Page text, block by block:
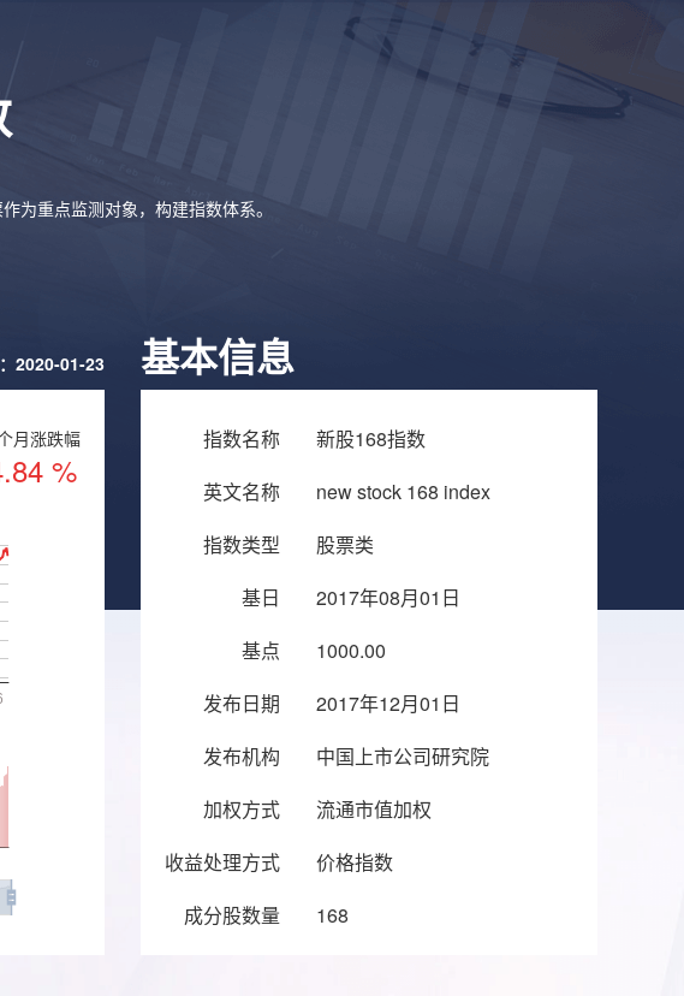
为重点监测对象，构建指数体系。
2020-01-23
月涨跌幅
%
基本信息
指数名称
新股168指数
英文名称
new stock 168 index
指数类型
股票类
基日
2017年08月01日
基点
1000.00
发布日期
2017年12月01日
发布机构
中国上市公司研究院
加权方式
流通市值加权
收益处理方式
价格指数
成分股数量
168